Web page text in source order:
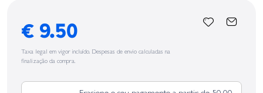
€ 9.50
Taxa legal em vigor incluído. Despesas de envio calculadas na
finalização da compra.